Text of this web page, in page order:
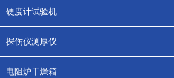
硬度计试验机
探伤仪测厚仪
电阻炉干燥箱